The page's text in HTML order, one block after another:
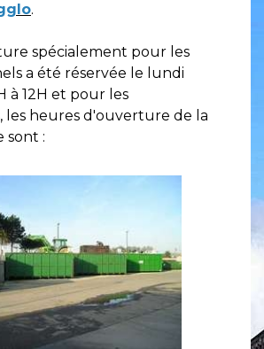
.
spécialement pour les
a été réservée le lundi
à 12H et pour les
les heures d'ouverture de la
sont :